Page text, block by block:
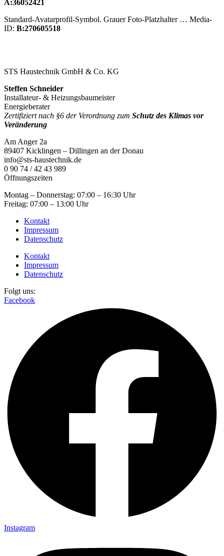
A:36052421
Standard-Avatarprofil-Symbol. Grauer Foto-Platzhalter … Media-
ID: B:270605518
STS Haustechnik GmbH & Co. KG
Steffen Schneider
Installateur- & Heizungsbaumeister
Energieberater
Zertifiziert nach §6 der Verordnung zum Schutz des Klimas vor
Veränderung
Am Anger 2a
89407 Kicklingen – Dillingen an der Donau
info@sts-haustechnik.de
0 90 74 / 42 43 989
Öffnungszeiten
Montag – Donnerstag: 07:00 – 16:30 Uhr
Freitag: 07:00 – 13:00 Uhr
Kontakt
Impressum
Datenschutz
Kontakt
Impressum
Datenschutz
Folgt uns:
Facebook
Instagram